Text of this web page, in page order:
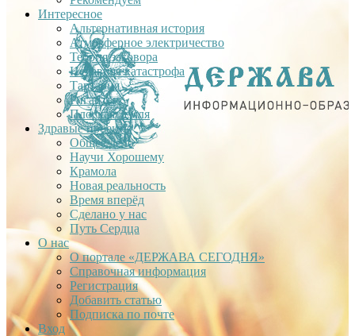
Интересное
Альтернативная история
Атмосферное электричество
Теория заговора
Недавняя катастрофа
Тартария
Гиганты
Плоская Земля
Здравые проекты
Общее дело
Научи Хорошему
Крамола
Новая реальность
Время вперёд
Сделано у нас
Путь Сердца
О нас
О портале «ДЕРЖАВА СЕГОДНЯ»
Справочная информация
Регистрация
Добавить статью
Подписка по почте
Вход